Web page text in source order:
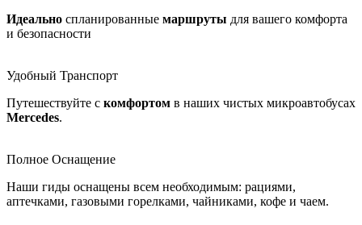
Идеально спланированные маршруты для вашего комфорта
и безопасности
Удобный Транспорт
Путешествуйте с комфортом в наших чистых микроавтобусах
Mercedes.
Полное Оснащение
Наши гиды оснащены всем необходимым: рациями,
аптечками, газовыми горелками, чайниками, кофе и чаем.